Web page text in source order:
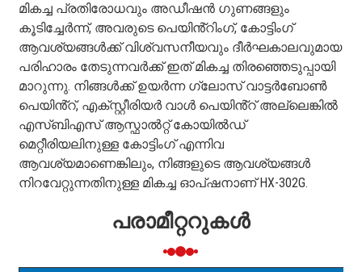
മികച്ച പ്രതിരോധവും അഡീഷൻ ഗുണങ്ങളും
കൂടിച്ചേർന്ന്, അവരുടെ പെയിൻ്റിംഗ്, കോട്ടിംഗ്
ആവശ്യങ്ങൾക്ക് വിശ്വസനീയവും ദീർഘകാലവുമായ
പരിഹാരം തേടുന്നവർക്ക് ഇത് മികച്ച തിരഞ്ഞെടുപ്പായി
മാറുന്നു. നിങ്ങൾക്ക് ഉയർന്ന ഗ്ലോസ് വാട്ടർബോൺ
പെയിൻ്റ്, എക്സ്റ്റീരിയർ വാൾ പെയിൻ്റ് അല്ലെങ്കിൽ
എസ്ബിഎസ് ആസ്ഫാൽറ്റ് കോയിൽഡ്
മെറ്റീരിയലിനുള്ള കോട്ടിംഗ് എന്നിവ
ആവശ്യമാണെങ്കിലും, നിങ്ങളുടെ ആവശ്യങ്ങൾ
നിറവേറ്റുന്നതിനുള്ള മികച്ച ഓപ്ഷനാണ് HX-302G.
പരാമീറ്ററുകൾ